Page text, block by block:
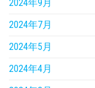
2024年9月
2024年7月
2024年5月
2024年4月